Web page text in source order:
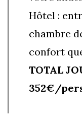
Hôtel :
chambre
confort
TOTAL
352€/